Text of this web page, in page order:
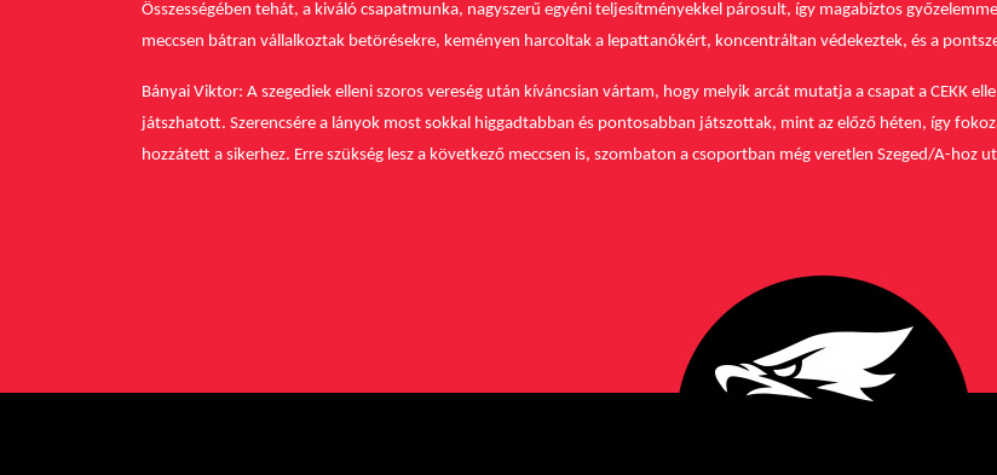
Összességében tehát, a kiváló csapatmunka, nagyszerű egyéni teljesítményekkel párosult, így magabiztos
meccsen bátran vállalkoztak betörésekre, keményen harcoltak a lepattanókért, koncentráltan védekeztek, és a
Bányai Viktor: A szegediek elleni szoros vereség után kíváncsian vártam, hogy melyik arcát mutatja a csapat a CEKK
játszhatott. Szerencsére a lányok most sokkal higgadtabban és pontosabban játszottak, mint az előző héten, így
hozzátett a sikerhez. Erre szükség lesz a következő meccsen is, szombaton a csoportban még veretlen Szeged/A-hoz